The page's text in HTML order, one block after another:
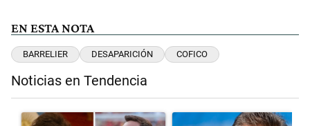
EN ESTA NOTA
BARRELIER DESAPARICIÓN COFICO
Noticias en Tendencia
Un artículo de tendencia con el título "Milei despidió a Jorge Messi
Un artículo de tendencia con el